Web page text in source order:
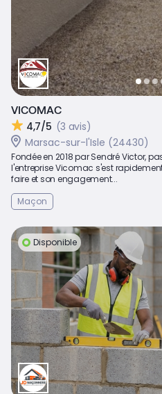
VICOMAC
4,7/5 (3 avis)
Marsac-sur-l'Isle (24430)
Fondée en 2018 par Sendré Victor,
l'entreprise Vicomac s'est
faire et son engagement...
Maçon
Disponible